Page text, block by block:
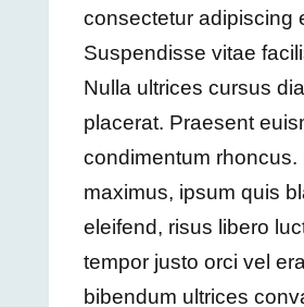
consectetur adipiscing
Suspendisse vitae
Nulla ultrices cursus
placerat. Praesent
condimentum rhoncus.
maximus, ipsum quis
eleifend, risus libero
tempor justo orci vel
bibendum ultrices